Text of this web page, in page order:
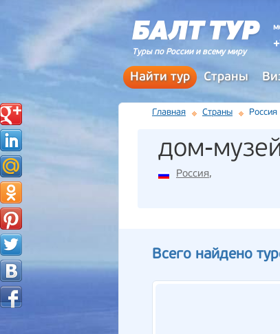
Туры по России и всему миру
Найти тур Страны
Главная Страны Россия
дом-
Россия,
Всего найдено